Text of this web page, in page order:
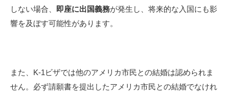
しない場合、
即座に出国義務が発生し、将来的な入国にも影
響を及ぼす可能性があります。
また、K-1ビザでは他のアメリカ市民との結婚は認められま
せん。必ず請願書を提出したアメリカ市民との結婚でなけれ